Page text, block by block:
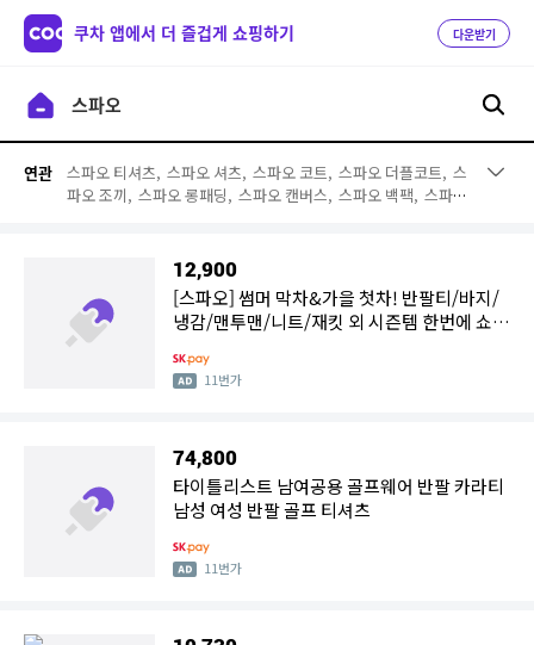
쿠차 앱에서 더 즐겁게 쇼핑하기 다운받기
연관 스파오 티셔츠, 스파오 셔츠, 스파오 코트, 스파오 더플코트, 스
파오 조끼, 스파오 롱패딩, 스파오 캔버스, 스파오 백팩, 스파오
스파오 라이더, 스파오 슬랙스,
12,900
[스파오] 썸머 막차&가을 첫차! 반팔티/바지/
냉감/맨투맨/니트/재킷 외 시즌템 한번에 쇼핑
11번가
74,800
타이틀리스트 남여공용 골프웨어 반팔 카라티
남성 여성 반팔 골프 티셔츠
11번가